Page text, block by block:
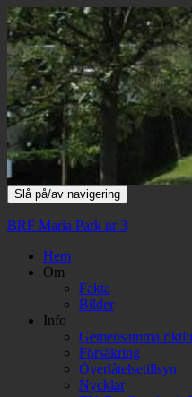
Slå på/av navigering
BRF Maria Park nr 3
Hem
Om
Fakta
Bilder
Info
Gemensamma
Försäkring
Överlåtelsetillsyn
Nycklar